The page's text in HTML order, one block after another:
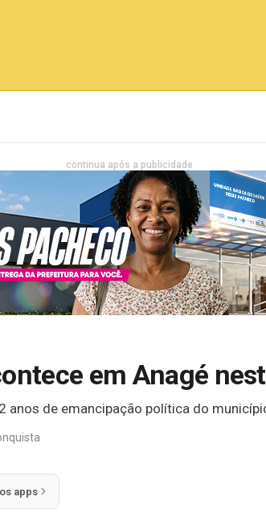
continua após a publicidade
em Anagé
anos de emancipação política do
apps